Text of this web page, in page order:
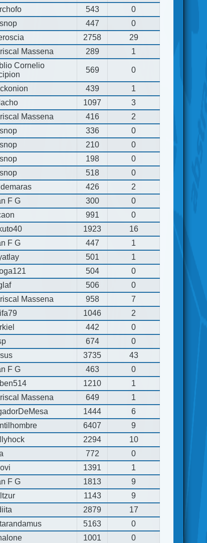
543
0
447
0
2758
29
Massena 289 1
Cornelio
569 0
439
1
1097
3
Massena 416
2
336
0
210
0
198
0
518
0
426
2
F G 300
0
991
0
1923
16
F G 447
1
501
1
504
0
506
0
Massena 958
7
1046
2
442
0
674
0
3735
43
F G 463
0
1210
1
Massena 649
1
1444
6
6407
9
2294
10
772
0
1391
1
F G 1813
9
1143
9
2879
17
5163
0
1001
0